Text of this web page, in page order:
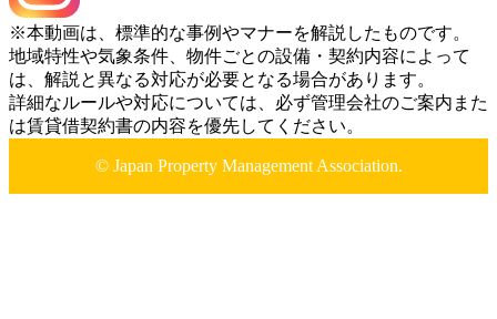
※本動画は、標準的な事例やマナーを解説したものです。
地域特性や気象条件、物件ごとの設備・契約内容によって
は、解説と異なる対応が必要となる場合があります。
詳細なルールや対応については、必ず管理会社のご案内また
は賃貸借契約書の内容を優先してください。
© Japan Property Management Association.